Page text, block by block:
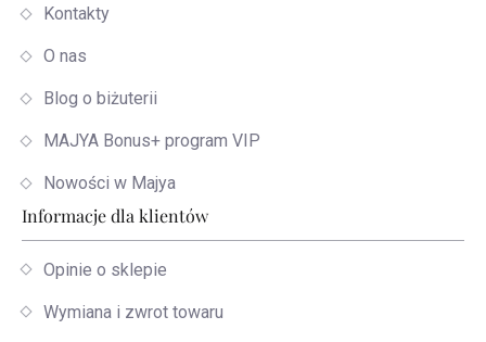
Kontakty
O nas
Blog o biżuterii
MAJYA Bonus+ program VIP
Nowości w Majya
Informacje dla klientów
Opinie o sklepie
Wymiana i zwrot towaru